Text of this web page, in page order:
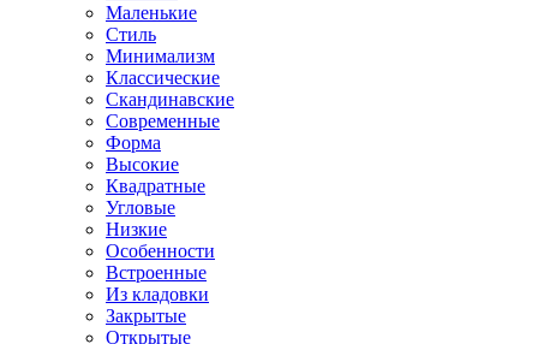
Маленькие
Стиль
Минимализм
Классические
Скандинавские
Современные
Форма
Высокие
Квадратные
Угловые
Низкие
Особенности
Встроенные
Из кладовки
Закрытые
Открытые